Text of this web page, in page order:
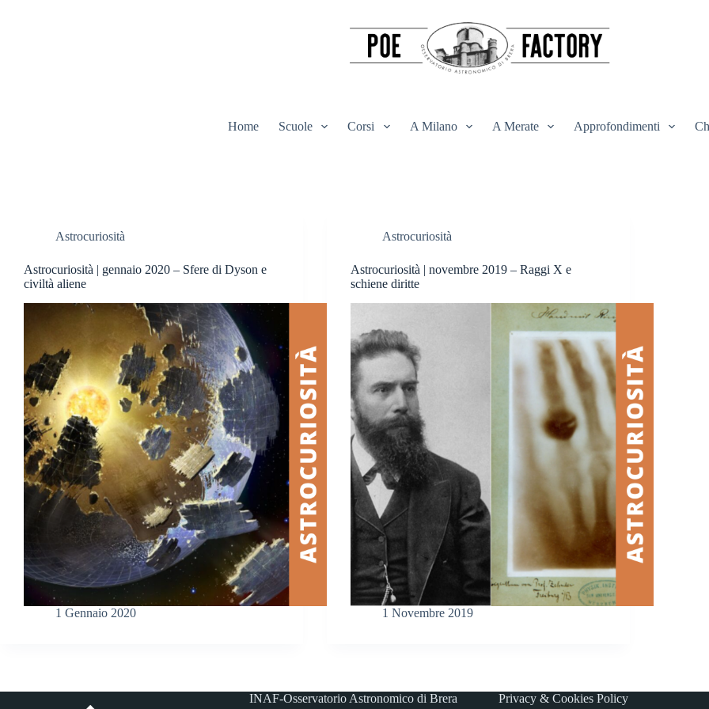
Home Scuole Corsi A Milano A Merate Approfondimenti
Astrocuriosità
Astrocuriosità | gennaio 2020 – Sfere di Dyson e
civiltà aliene
1 Gennaio 2020
Astrocuriosità
Astrocuriosità | novembre 2019 – Raggi X e
schiene diritte
1 Novembre 2019
INAF-Osservatorio Astronomico di Brera Privacy & Cookies Policy